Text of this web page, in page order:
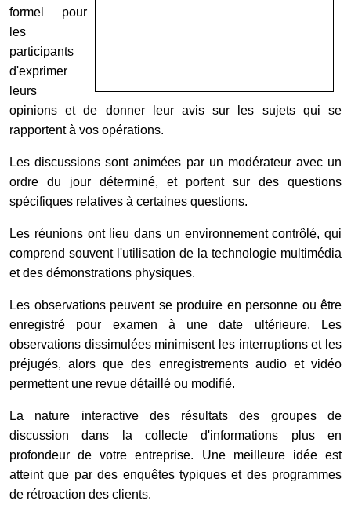
formel pour
les
participants
d'exprimer
leurs
opinions et de donner leur avis sur les sujets qui se
rapportent à vos opérations.
Les discussions sont animées par un modérateur avec un
ordre du jour déterminé, et portent sur des questions
spécifiques relatives à certaines questions.
Les réunions ont lieu dans un environnement contrôlé, qui
comprend souvent l'utilisation de la technologie multimédia
et des démonstrations physiques.
Les observations peuvent se produire en personne ou être
enregistré pour examen à une date ultérieure. Les
observations dissimulées minimisent les interruptions et les
préjugés, alors que des enregistrements audio et vidéo
permettent une revue détaillé ou modifié.
La nature interactive des résultats des groupes de
discussion dans la collecte d'informations plus en
profondeur de votre entreprise. Une meilleure idée est
atteint que par des enquêtes typiques et des programmes
de rétroaction des clients.